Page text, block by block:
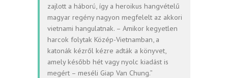
zajlott a háború, így a heroikus hangvételű
magyar regény nagyon megfelelt az akkori
vietnami hangulatnak. – Amikor kegyetlen
harcok folytak Közép-Vietnamban, a
katonák kézről kézre adták a könyvet,
amely később hét vagy nyolc kiadást is
megért – meséli Giap Van Chung.”